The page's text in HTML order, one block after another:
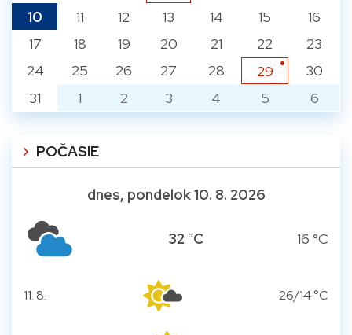
10
11 12 13 14 15
16
17
18 19 20 21 22
23
24
25 26 27 28 29
30
31
1 2 3 4 5 6
POČASIE
dnes, pondelok 10. 8. 2026
32 °C 16 °C
utorok
11. 8. 26/14 °C